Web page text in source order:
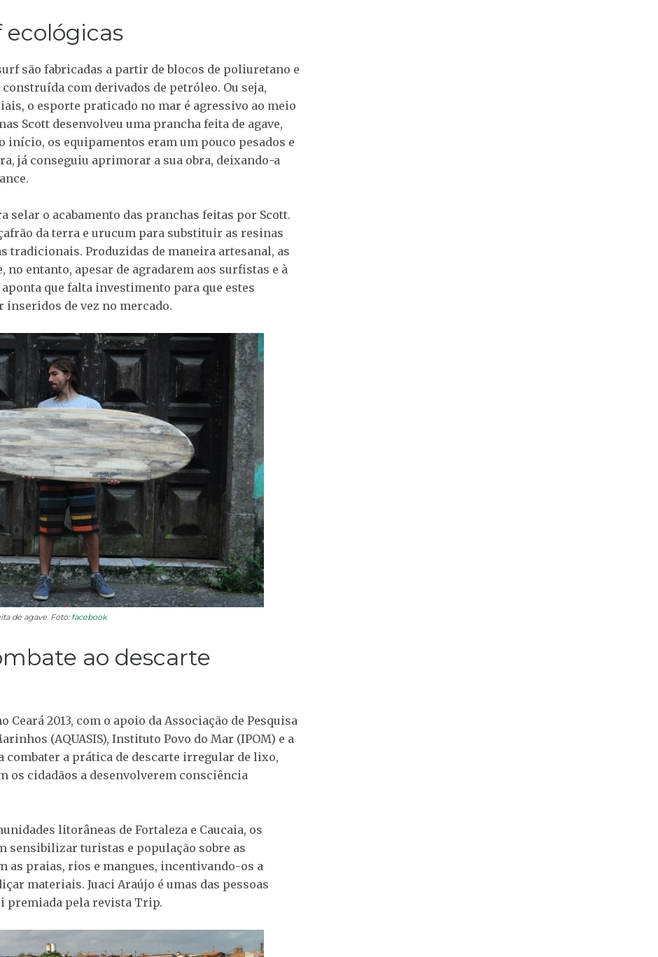
ecológicas
são fabricadas a partir de blocos de poliuretano e
com derivados de petróleo. Ou seja,
o esporte praticado no mar é agressivo ao meio
Scott desenvolveu uma prancha feita de agave,
início, os equipamentos eram um pouco pesados e
já conseguiu aprimorar a sua obra, deixando-a
selar o acabamento das pranchas feitas por Scott.
da terra e urucum para substituir as resinas
tradicionais. Produzidas de maneira artesanal, as
no entanto, apesar de agradarem aos surfistas e à
que falta investimento para que estes
inseridos de vez no mercado.
de agave. Foto: facebook
ao descarte
2013, com o apoio da Associação de Pesquisa
(AQUASIS), Instituto Povo do Mar (IPOM) e a
combater a prática de descarte irregular de lixo,
os cidadãos a desenvolverem consciência
litorâneas de Fortaleza e Caucaia, os
sensibilizar turistas e população sobre as
as praias, rios e mangues, incentivando-os a
materiais. Juaci Araújo é umas das pessoas
premiada pela revista Trip.